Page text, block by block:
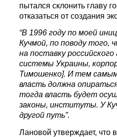
пытался склонить главу
отказаться от создания
“В 1996 году по моей
Кучмой, по поводу того,
на поставку
системы Украины,
Тимошенко]. И тем
власть должна
тогда власть будет
законы, институты. У
другой путь”.
Лановой утверждает, что